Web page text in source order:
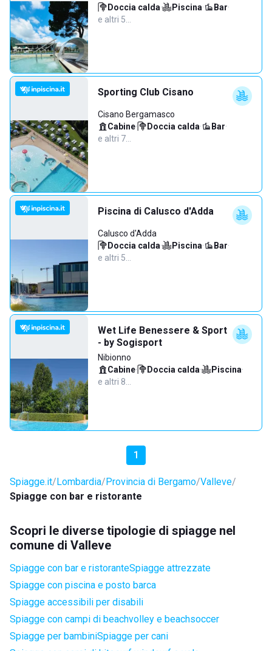
Doccia calda· Piscina· Bar·
e altri 5…
Sporting Club Cisano
Cisano Bergamasco
Cabine· Doccia calda· Bar·
e altri 7…
Piscina di Calusco d'Adda
Calusco d'Adda
Doccia calda· Piscina· Bar·
e altri 5…
Wet Life Benessere & Sport
- by Sogisport
Nibionno
Cabine· Doccia calda· Piscina·
e altri 8…
1
Spiagge.it Lombardia Provincia di Bergamo Valleve
Spiagge con bar e ristorante
Scopri le diverse tipologie di spiagge nel
comune di Valleve
Spiagge con bar e ristoranteSpiagge attrezzate
Spiagge con piscina e posto barca
Spiagge accessibili per disabili
Spiagge con campi di beachvolley e beachsoccer
Spiagge per bambiniSpiagge per cani